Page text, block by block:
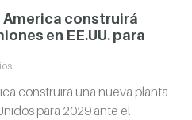
construirá
en EE.UU. para
construirá una nueva planta
para 2029 ante el